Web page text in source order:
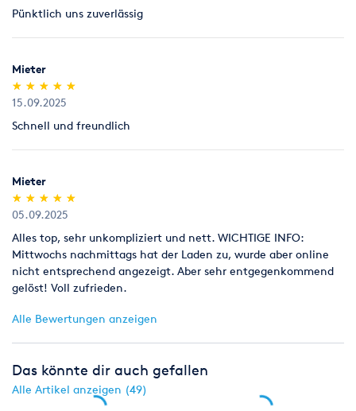
Legitimation
Als Neukunde bitten wir Sie einen gültigen amtlichen
(Personalausweis).
Pünktlich uns zuverlässig
Mieter
(*)
★
★
(*) ★
★
(*) ★
★
(*) ★
★
(*) ★
★
15.09.2025
Schnell und freundlich
Mieter
(*)
★
★
(*) ★
★
(*) ★
★
(*) ★
★
(*) ★
★
05.09.2025
Alles top, sehr unkompliziert und nett. WICHTIGE INFO:
Mittwochs nachmittags hat der Laden zu, wurde aber online
nicht entsprechend angezeigt. Aber sehr entgegenkommend
gelöst! Voll zufrieden.
Alle Bewertungen anzeigen
Das könnte dir auch gefallen
Alle Artikel anzeigen (49)